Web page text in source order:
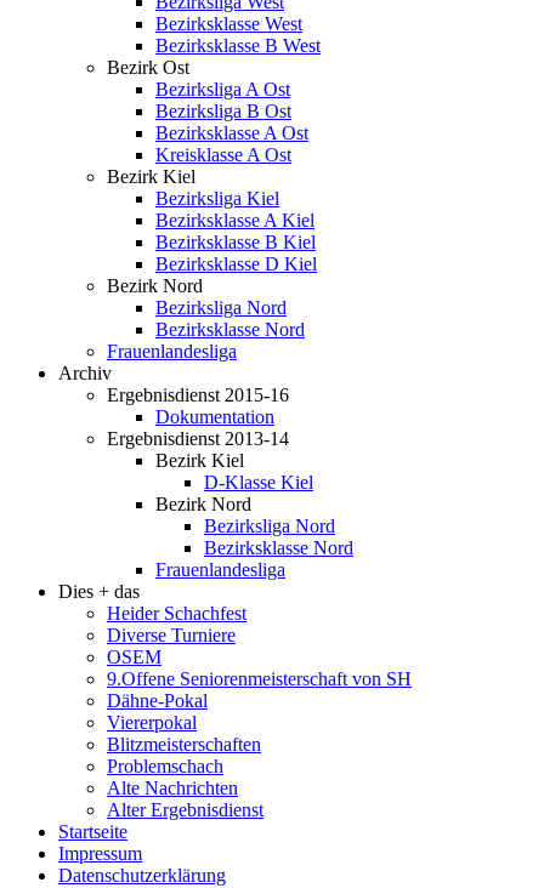
Bezirksklasse West
Bezirksklasse B West
Bezirk Ost
Bezirksliga A Ost
Bezirksliga B Ost
Bezirksklasse A Ost
Kreisklasse A Ost
Bezirk Kiel
Bezirksliga Kiel
Bezirksklasse A Kiel
Bezirksklasse B Kiel
Bezirksklasse D Kiel
Bezirk Nord
Bezirksliga Nord
Bezirksklasse Nord
Frauenlandesliga
Archiv
Ergebnisdienst 2015-16
Dokumentation
Ergebnisdienst 2013-14
Bezirk Kiel
D-Klasse Kiel
Bezirk Nord
Bezirksliga Nord
Bezirksklasse Nord
Frauenlandesliga
Dies + das
Heider Schachfest
Diverse Turniere
OSEM
9.Offene Seniorenmeisterschaft von SH
Dähne-Pokal
Viererpokal
Blitzmeisterschaften
Problemschach
Alte Nachrichten
Alter Ergebnisdienst
Startseite
Impressum
Datenschutzerklärung